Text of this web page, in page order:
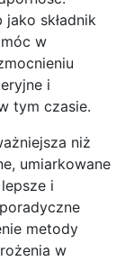
składnik
w
i
tym czasie.
niż
umiarkowane
i
metody
w